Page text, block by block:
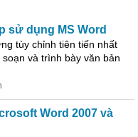
sử dụng MS Word
tùy chỉnh tiên tiến nhất
và trình bày văn bản
Word 2007 và